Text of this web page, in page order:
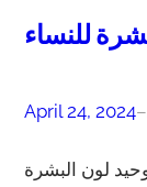
للنساء
April 24, 2024–
لون البشرة